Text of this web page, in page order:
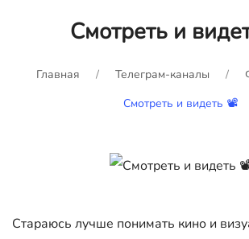
Смотреть и
Главная Телеграм-каналы
Смотреть и видеть 📽
Стараюсь лучше понимать кино и